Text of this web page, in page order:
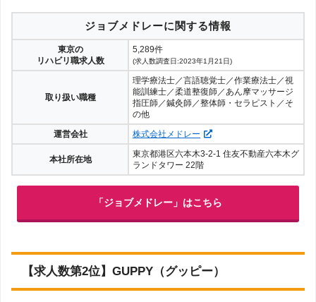
ジョブメドレーに関する情報
東京の
リハビリ職求人数
5,289件
(求人数調査日:2023年1月21日)
取り扱い職種
理学療法士／言語聴覚士／作業療法士／視
能訓練士／柔道整復師／あん摩マッサージ
指圧師／鍼灸師／整体師・セラピスト／そ
の他
運営会社
株式会社メドレー
本社所在地
東京都港区六本木3-2-1 住友不動産六本木グ
ランドタワー 22階
「ジョブメドレー」はこちら
【求人数第2位】GUPPY（グッピー）